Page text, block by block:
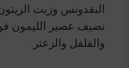
البقدونس وزيت
نضيف عصير الليمون
والفلفل والزعتر.